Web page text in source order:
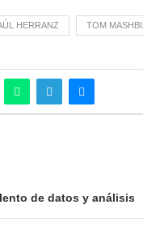
HERRANZ TOM
de datos y análisis